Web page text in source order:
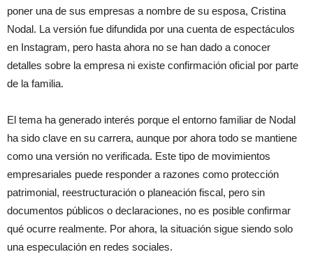
poner una de sus empresas a nombre de su esposa, Cristina
Nodal. La versión fue difundida por una cuenta de espectáculos
en Instagram, pero hasta ahora no se han dado a conocer
detalles sobre la empresa ni existe confirmación oficial por parte
de la familia.
El tema ha generado interés porque el entorno familiar de Nodal
ha sido clave en su carrera, aunque por ahora todo se mantiene
como una versión no verificada. Este tipo de movimientos
empresariales puede responder a razones como protección
patrimonial, reestructuración o planeación fiscal, pero sin
documentos públicos o declaraciones, no es posible confirmar
qué ocurre realmente. Por ahora, la situación sigue siendo solo
una especulación en redes sociales.